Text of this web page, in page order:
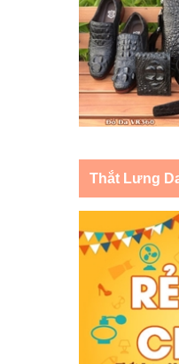
Thắt Lưng